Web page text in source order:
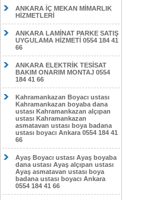
ANKARA İÇ MEKAN MİMARLIK
HİZMETLERİ
ANKARA LAMİNAT PARKE SATIŞ
UYGULAMA HİZMETİ 0554 184 41
66
ANKARA ELEKTRİK TESİSAT
BAKIM ONARIM MONTAJ 0554
184 41 66
Kahramankazan Boyacı ustası
Kahramankazan boyaba dana
ustası Kahramankazan alçıpan
ustası Kahramankazan
asmatavan ustası boya badana
ustası boyacı Ankara 0554 184 41
66
Ayaş Boyacı ustası Ayaş boyaba
dana ustası Ayaş alçıpan ustası
Ayaş asmatavan ustası boya
badana ustası boyacı Ankara
0554 184 41 66